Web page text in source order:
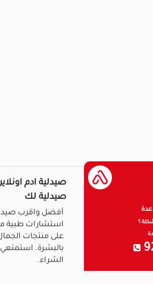
؟
صيدلية ادم
صيدلية لك
أفضل واقرب
استشارات طبية
على منتجات
بالبشرة. استمتعي
الشراء.